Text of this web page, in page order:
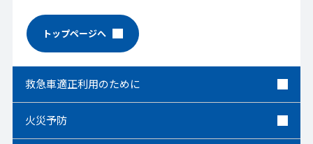
トップページへ
救急車適正利用のために
火災予防